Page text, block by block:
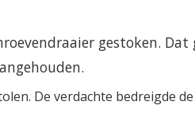
gestoken. Dat
De verdachte bedreigde